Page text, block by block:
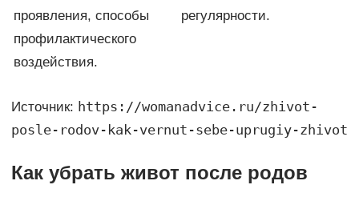
проявления, способы
профилактического
воздействия.
регулярности.
Источник: https://womanadvice.ru/zhivot-
posle-rodov-kak-vernut-sebe-uprugiy-zhivot
Как убрать живот после родов